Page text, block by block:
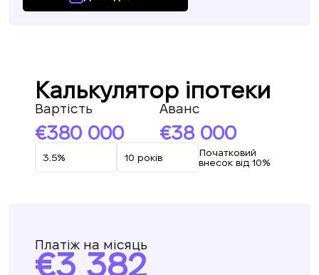
Калькулятор іпотеки
Вартість
380 000
Аванс
38 000
Початковий
внесок від 10%
Платіж на місяць
3 382